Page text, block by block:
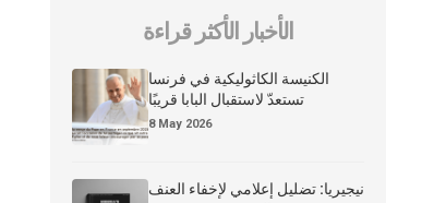
الأخبار الأكثر قراءة
الكنيسة الكاثوليكية في فرنسا
تستعدّ لاستقبال البابا قريبًا
8 May 2026
نيجيريا: تضليل إعلامي لإخفاء العنف